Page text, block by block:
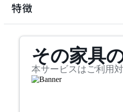
アコレクション
アドレス
mm
検索
~
特徴
その家具
本サービスはご利用